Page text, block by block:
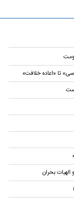
تا «اعاده خلافت»
بحران